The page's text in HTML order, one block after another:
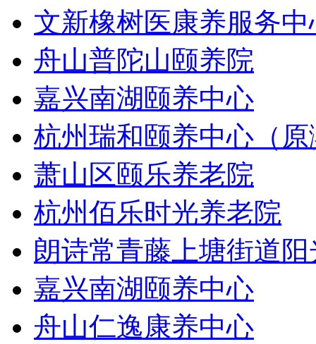
文新橡树医康养服务中
舟山普陀山颐养院
嘉兴南湖颐养中心
杭州瑞和颐养中心（
萧山区颐乐养老院
杭州佰乐时光养老院
朗诗常青藤上塘街道
嘉兴南湖颐养中心
舟山仁逸康养中心